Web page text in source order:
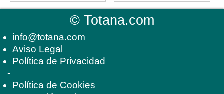
©Totana.com
info@totana.com
Aviso Legal
Política de Privacidad
-
Política de Cookies